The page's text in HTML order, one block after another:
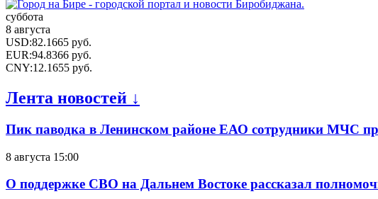
суббота
8 августа
USD:82.1665 руб.
EUR:94.8366 руб.
CNY:12.1655 руб.
Лента новостей ↓
Пик паводка в Ленинском районе ЕАО сотрудники МЧС
8 августа 15:00
О поддержке СВО на Дальнем Востоке рассказал